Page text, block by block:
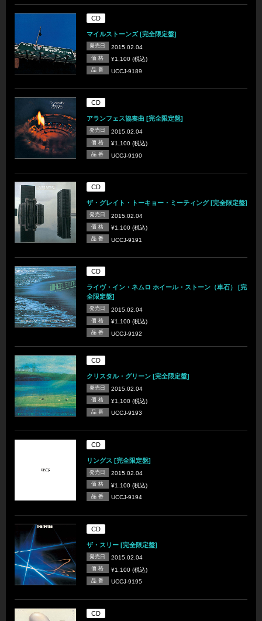
CD
マイルストーンズ [完全限定盤]
発売日 2015.02.04
価 格 ¥1,100 (税込)
品 番 UCCJ-9189
CD
アランフェス協奏曲 [完全限定盤]
発売日 2015.02.04
価 格 ¥1,100 (税込)
品 番 UCCJ-9190
CD
ザ・グレイト・トーキョー・ミーティング [完全限定盤]
発売日 2015.02.04
価 格 ¥1,100 (税込)
品 番 UCCJ-9191
CD
ライヴ・イン・ネムロ ホイール・ストーン（車石） [完
全限定盤]
発売日 2015.02.04
価 格 ¥1,100 (税込)
品 番 UCCJ-9192
CD
クリスタル・グリーン [完全限定盤]
発売日 2015.02.04
価 格 ¥1,100 (税込)
品 番 UCCJ-9193
CD
リングス [完全限定盤]
発売日 2015.02.04
価 格 ¥1,100 (税込)
品 番 UCCJ-9194
CD
ザ・スリー [完全限定盤]
発売日 2015.02.04
価 格 ¥1,100 (税込)
品 番 UCCJ-9195
CD